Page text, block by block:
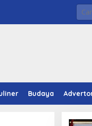
Budaya